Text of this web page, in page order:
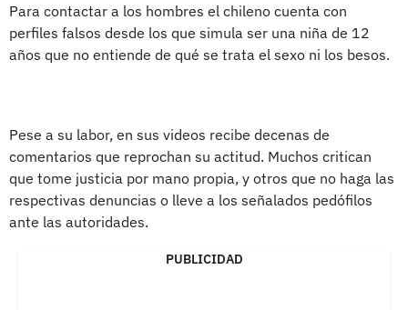
Para contactar a los hombres el chileno cuenta con
perfiles falsos desde los que simula ser una niña de 12
años que no entiende de qué se trata el sexo ni los besos.
Pese a su labor, en sus videos recibe decenas de
comentarios que reprochan su actitud. Muchos critican
que tome justicia por mano propia, y otros que no haga las
respectivas denuncias o lleve a los señalados pedófilos
ante las autoridades.
PUBLICIDAD